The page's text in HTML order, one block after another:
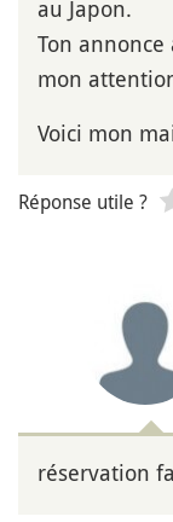
au Japon.
Ton
mon
Voici mon
Réponse utile ?
réservation